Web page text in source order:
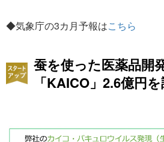
◆気象庁の3カ月予報はこちら
蚕を使った医薬品開
「KAICO」2.6億円